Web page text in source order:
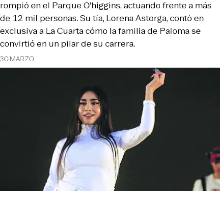
30 MARZO
rompió en el Parque O'higgins, actuando frente a más
de 12 mil personas. Su tía, Lorena Astorga, contó en
exclusiva a La Cuarta cómo la familia de Paloma se
convirtió en un pilar de su carrera.